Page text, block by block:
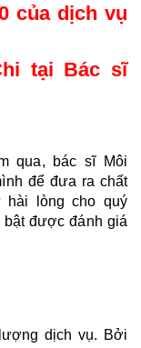
của dịch vụ
tại Bác sĩ
qua, bác sĩ Môi
để đưa ra chất
hài lòng cho quý
được đánh giá
dịch vụ. Bởi